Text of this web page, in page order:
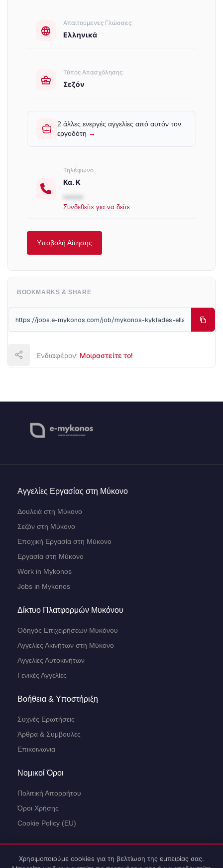
Απαιτούμενες Γλώσσες:
Ελληνικά
Τύπος Απασχόλησης:
Σεζόν
2 άλλες ενεργές αγγελίες από αυτόν τον
εργοδότη →
Τηλέφωνο:
Κα. Κ
•••••
Συνδεθείτε για να δείτε
Υποβολή Αίτησης
BOOKMARKS & SHARE
Ενδιαφέρον; Μοιραστείτε το!
Αγγελίες Εργασίας στη Μύκονο
Δουλειά στη Μύκονο
Σεζόν στη Μύκονο
Εποχική Εργασία στη Μύκονο
Εργασία στη Μύκονο
Work in Mykonos
Jobs in Mykonos
Δίκτυο Πλατφορμών Μυκόνου
Οδηγός Επιχειρήσεων Μυκόνου
Αγγελίες Ακινήτων στη Μύκονο
Αγγελίες Αυτοκινήτων
Γενικές Αγγελίες
Βοήθεια & Υποστήριξη
Συχνές Ερωτήσεις
Άρθρα & Συμβουλές
Επικοινωνια
Νομικοί Όροι
Πολιτική Απορρήτου
Όροι Χρήσης
Cookie Policy (EU)
Πώς μπορώ να σας βοηθήσω;
Χρησιμοποιούμε cookies για τη βελτίωση της εμπειρίας σας.